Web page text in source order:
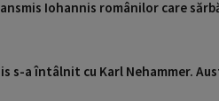
Iohannis românilor care
s-a întâlnit cu Karl Nehammer.